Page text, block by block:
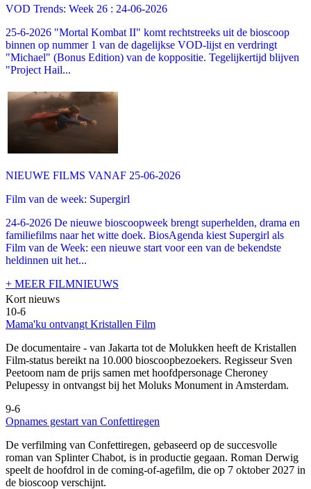
VOD Trends: Week 26 : 24-06-2026
25-6-2026 "Mortal Kombat II" komt rechtstreeks uit de bioscoop
binnen op nummer 1 van de dagelijkse VOD-lijst en verdringt
"Michael" (Bonus Edition) van de koppositie. Tegelijkertijd blijven
"Project Hail...
NIEUWE FILMS VANAF 25-06-2026
Film van de week: Supergirl
24-6-2026 De nieuwe bioscoopweek brengt superhelden, drama en
familiefilms naar het witte doek. BiosAgenda kiest Supergirl als
Film van de Week: een nieuwe start voor een van de bekendste
heldinnen uit het...
+ MEER FILMNIEUWS
Kort nieuws
10-6
Mama'ku ontvangt Kristallen Film
De documentaire - van Jakarta tot de Molukken heeft de Kristallen
Film-status bereikt na 10.000 bioscoopbezoekers. Regisseur Sven
Peetoom nam de prijs samen met hoofdpersonage Cheroney
Pelupessy in ontvangst bij het Moluks Monument in Amsterdam.
9-6
Opnames gestart van Confettiregen
De verfilming van Confettiregen, gebaseerd op de succesvolle
roman van Splinter Chabot, is in productie gegaan. Roman Derwig
speelt de hoofdrol in de coming-of-agefilm, die op 7 oktober 2027 in
de bioscoop verschijnt.